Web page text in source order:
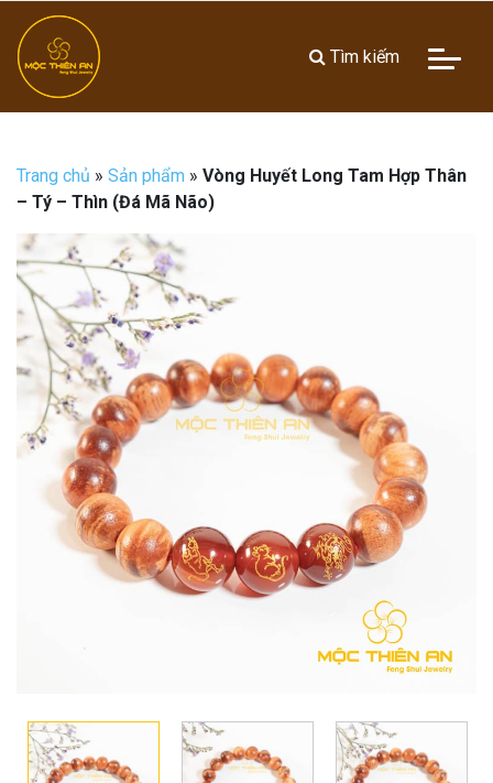
Tìm kiếm
Trang chủ » Sản phẩm » Vòng Huyết Long Tam Hợp Thân
– Tý – Thìn (Đá Mã Não)